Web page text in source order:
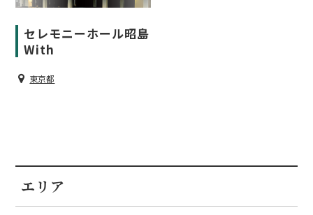
セレモニーホール昭島
With
東京都
エリア